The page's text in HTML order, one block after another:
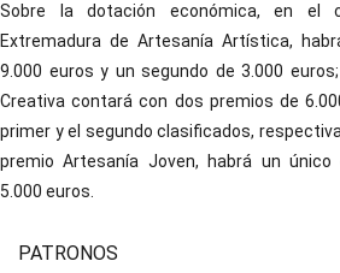
Sobre la dotación económica, en el
Extremadura de Artesanía Artística,
9.000 euros y un segundo de 3.000
Creativa contará con dos premios de
primer y el segundo clasificados,
premio Artesanía Joven, habrá un único
5.000 euros.
PATRONOS